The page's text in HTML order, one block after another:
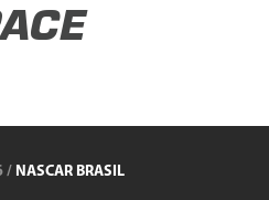
/ NASCAR BRASIL